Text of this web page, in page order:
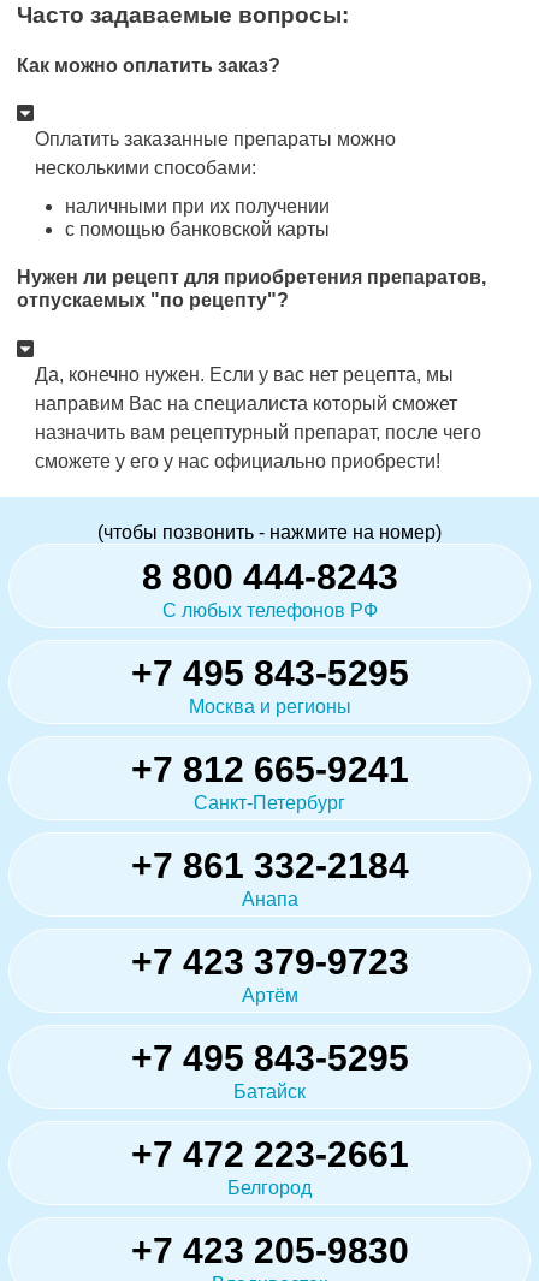
Часто задаваемые вопросы:
Как можно оплатить заказ?
Оплатить заказанные препараты можно
несколькими способами:
наличными при их получении
с помощью банковской карты
Нужен ли рецепт для приобретения препаратов,
отпускаемых "по рецепту"?
Да, конечно нужен. Если у вас нет рецепта, мы
направим Вас на специалиста который сможет
назначить вам рецептурный препарат, после чего
сможете у его у нас официально приобрести!
(чтобы позвонить - нажмите на номер)
8 800 444-8243
С любых телефонов РФ
+7 495 843-5295
Москва и регионы
+7 812 665-9241
Санкт-Петербург
+7 861 332-2184
Анапа
+7 423 379-9723
Артём
+7 495 843-5295
Батайск
+7 472 223-2661
Белгород
+7 423 205-9830